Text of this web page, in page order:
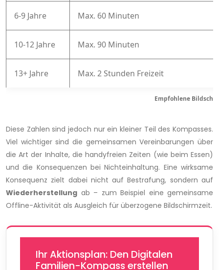
Empfohlene
6-9 Jahre Max. 60 Minuten
10-12 Jahre Max. 90 Minuten
13+ Jahre Max. 2 Stunden Freizeit
Diese Zahlen sind jedoch nur ein kleiner Teil des Kompasses.
Viel wichtiger sind die gemeinsamen Vereinbarungen über
die Art der Inhalte, die handyfreien Zeiten (wie beim Essen)
und die Konsequenzen bei Nichteinhaltung. Eine wirksame
Konsequenz zielt dabei nicht auf Bestrafung, sondern auf
Wiederherstellung ab – zum Beispiel eine gemeinsame
Offline-Aktivität als Ausgleich für überzogene Bildschirmzeit.
Ihr Aktionsplan: Den Digitalen
Familien-Kompass erstellen